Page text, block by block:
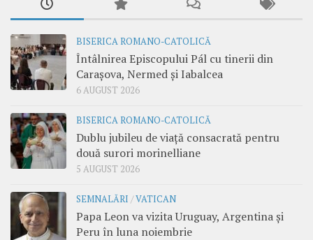
BISERICA ROMANO-CATOLICĂ
Întâlnirea Episcopului Pál cu tinerii din
Carașova, Nermed și Iabalcea
6 AUGUST 2026
BISERICA ROMANO-CATOLICĂ
Dublu jubileu de viață consacrată pentru
două surori morinelliane
5 AUGUST 2026
SEMNALĂRI /VATICAN
Papa Leon va vizita Uruguay, Argentina și
Peru în luna noiembrie